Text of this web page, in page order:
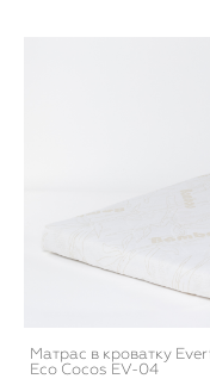
Матрас в кроватку
Eco Cocos EV-04